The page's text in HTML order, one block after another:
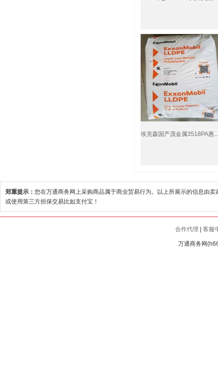
埃克森国产茂金属
￥8800
郑重提示： 您在万通商务网上采购商品属于商业贸易行为。以上所展示的信息由
或使用第三方担保交易比如支付宝！
合作代理 客服
万通商务网